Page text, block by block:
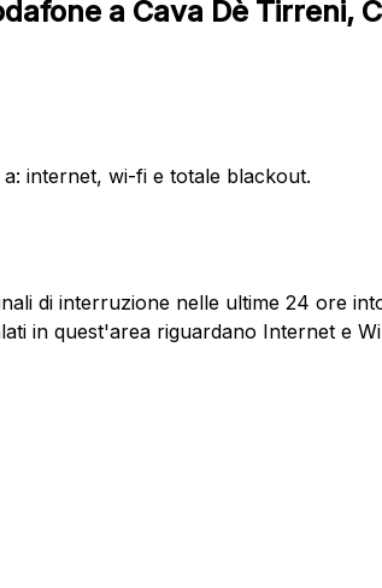
a Cava Dè Tirreni,
internet, wi-fi e totale blackout.
di interruzione nelle ultime 24 ore
in quest'area riguardano Internet e